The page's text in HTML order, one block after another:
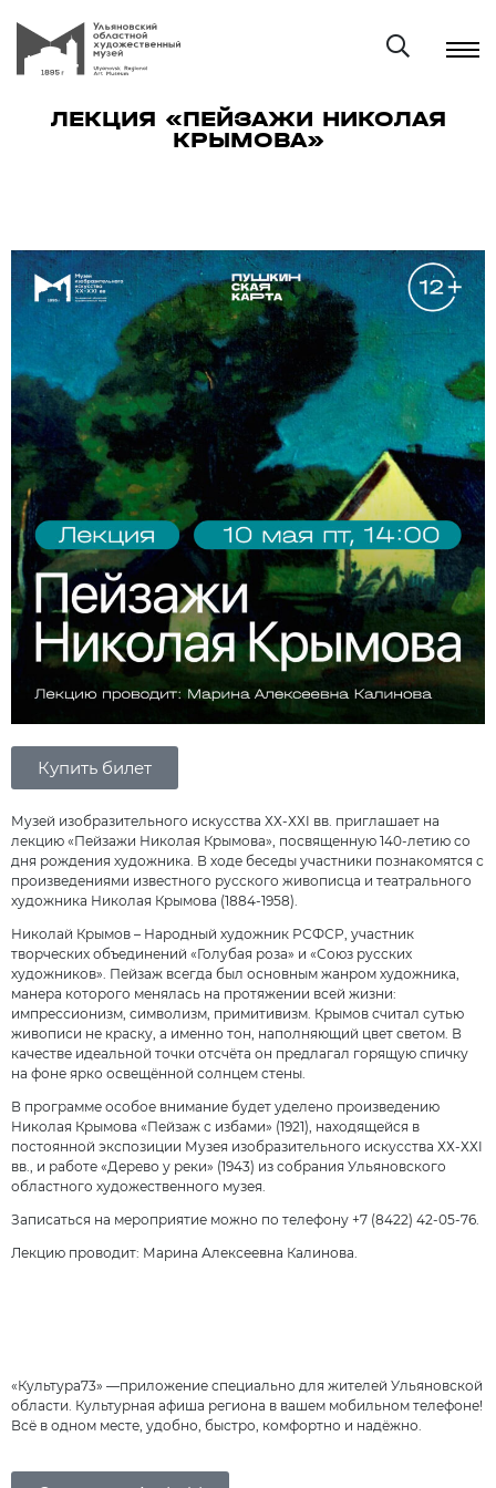
ЛЕКЦИЯ «ПЕЙЗАЖИ НИКОЛАЯ
КРЫМОВА»
Купить билет
Музей изобразительного искусства ХХ-ХХI вв. приглашает на
лекцию «Пейзажи Николая Крымова», посвященную 140-летию со
дня рождения художника. В ходе беседы участники познакомятся с
произведениями известного русского живописца и театрального
художника Николая Крымова (1884-1958).
Николай Крымов – Народный художник РСФСР, участник
творческих объединений «Голубая роза» и «Союз русских
художников». Пейзаж всегда был основным жанром художника,
манера которого менялась на протяжении всей жизни:
импрессионизм, символизм, примитивизм. Крымов считал сутью
живописи не краску, а именно тон, наполняющий цвет светом. В
качестве идеальной точки отсчёта он предлагал горящую спичку
на фоне ярко освещённой солнцем стены.
В программе особое внимание будет уделено произведению
Николая Крымова «Пейзаж с избами» (1921), находящейся в
постоянной экспозиции Музея изобразительного искусства ХХ-ХХI
вв., и работе «Дерево у реки» (1943) из собрания Ульяновского
областного художественного музея.
Записаться на мероприятие можно по телефону +7 (8422) 42-05-76.
Лекцию проводит: Марина Алексеевна Калинова.
«Культура73» —приложение специально для жителей Ульяновской
области. Культурная афиша региона в вашем мобильном телефоне!
Всё в одном месте, удобно, быстро, комфортно и надёжно.